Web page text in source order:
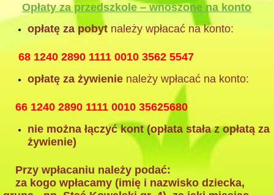
Opłaty za przedszkole – wnoszone na konto
opłatę za pobyt należy wpłacać na konto:
68 1240 2890 1111 0010 3562 5547
opłatę za żywienie należy wpłacać na konto:
66 1240 2890 1111 0010 35625680
nie można łączyć kont (opłata stała z opłatą za
żywienie)
Przy wpłacaniu należy podać:
za kogo wpłacamy (imię i nazwisko dziecka,